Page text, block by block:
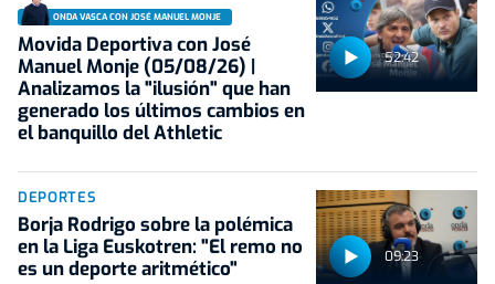
52:42
ONDA VASCA CON JOSÉ MANUEL MONJE
Movida Deportiva con José
Manuel Monje (05/08/26) |
Analizamos la "ilusión" que han
generado los últimos cambios en
el banquillo del Athletic
09:23
DEPORTES
Borja Rodrigo sobre la polémica
en la Liga Euskotren: "El remo no
es un deporte aritmético"